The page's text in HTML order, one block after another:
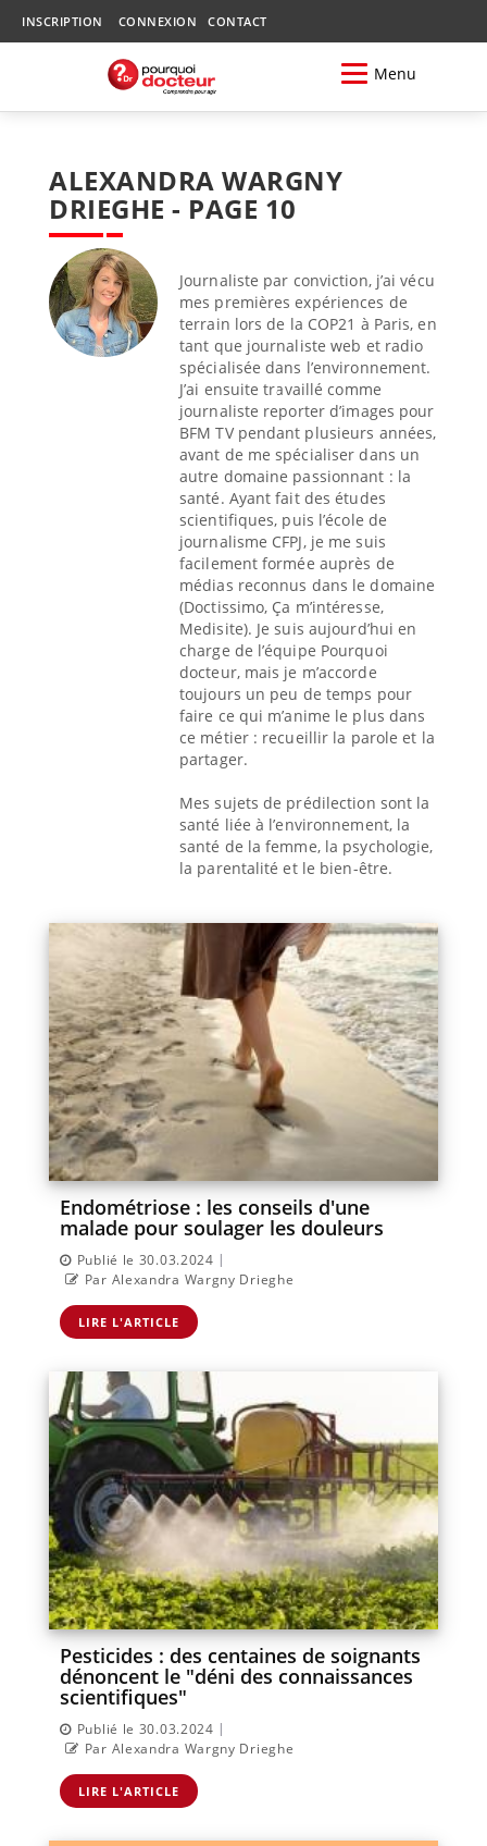
INSCRIPTION CONNEXION CONTACT
Menu
ALEXANDRA WARGNY
DRIEGHE - PAGE 10
Journaliste par conviction, j’ai vécu
mes premières expériences de
terrain lors de la COP21 à Paris, en
tant que journaliste web et radio
spécialisée dans l’environnement.
J’ai ensuite travaillé comme
journaliste reporter d’images pour
BFM TV pendant plusieurs années,
avant de me spécialiser dans un
autre domaine passionnant : la
santé. Ayant fait des études
scientifiques, puis l’école de
journalisme CFPJ, je me suis
facilement formée auprès de
médias reconnus dans le domaine
(Doctissimo, Ça m’intéresse,
Medisite). Je suis aujourd’hui en
charge de l’équipe Pourquoi
docteur, mais je m’accorde
toujours un peu de temps pour
faire ce qui m’anime le plus dans
ce métier : recueillir la parole et la
partager.
Mes sujets de prédilection sont la
santé liée à l’environnement, la
santé de la femme, la psychologie,
la parentalité et le bien-être.
Endométriose : les conseils d'une
malade pour soulager les douleurs
Publié le 30.03.2024 |
Par Alexandra Wargny Drieghe
LIRE L'ARTICLE
Pesticides : des centaines de soignants
dénoncent le "déni des connaissances
scientifiques"
Publié le 30.03.2024 |
Par Alexandra Wargny Drieghe
LIRE L'ARTICLE